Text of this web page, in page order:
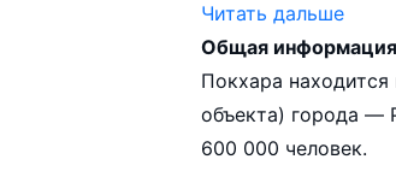
Читать дальше
Город Покхара
Популярные
Рим - Покхара от
Общая
Покхара находится
объекта) города — PKR. Население Покхары составляет
600 000 человек.